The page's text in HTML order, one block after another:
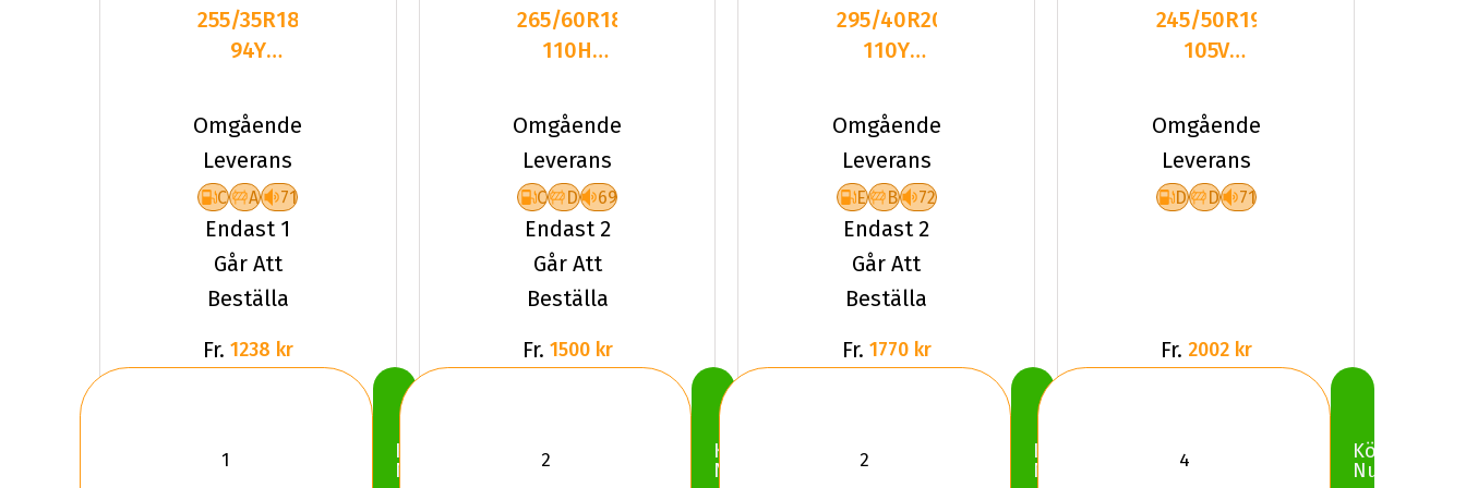
255/35R18
94Y
Ecsta
Sport
PS72 XL
Omgående
Leverans
C A 71
Endast 1
Går Att
Beställa
Fr. 1238 kr
Köp
Nu
265/60R18
110H
Crugen
Prem
KL33
Omgående
Leverans
C D 69
Endast 2
Går Att
Beställa
Fr. 1500 kr
Köp
Nu
295/40R20
110Y
Crugen
HP91 XL
Omgående
Leverans
E B 72
Endast 2
Går Att
Beställa
Fr. 1770 kr
Köp
Nu
245/50R19
105V
Crugen
HP71 XL
2025
Omgående
Leverans
D D 71
Fr. 2002 kr
Köp
Nu